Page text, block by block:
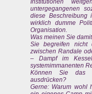
Institutionen
untergegangenen
diese Beschreibung
wirklich dumme
Organisation.
Was meinen Sie
Sie begreifen nicht
zwischen Randale
– Dampf im
systemimmanenten
Können Sie das
ausdrücken?
Gerne: Warum wohl